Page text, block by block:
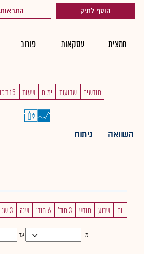
הוסף לתיק התראות
תמצית עסקאות פורום
חודשים שבועות ימים שעות 15 דקות
השוואה ניתוח
יום שבוע חודש 3 חוד' 6 חוד' שנה 3 שנים
מ - עד